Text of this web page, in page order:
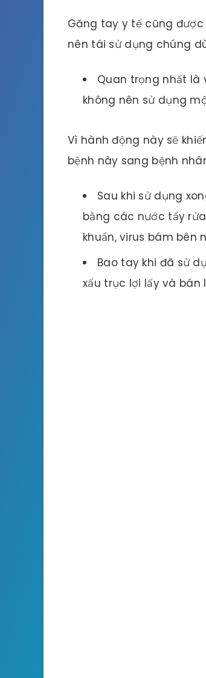
Găng tay y tế cũng
nên tái sử dụng chúng
Quan trọng nhất là
không nên sử dụng
Vì hành động này sẽ
bệnh này sang bệnh
Sau khi sử dụng
bằng các nước tẩy
khuẩn, virus bám bên
Bao tay khi đã sử
xấu trục lợi lấy và bán